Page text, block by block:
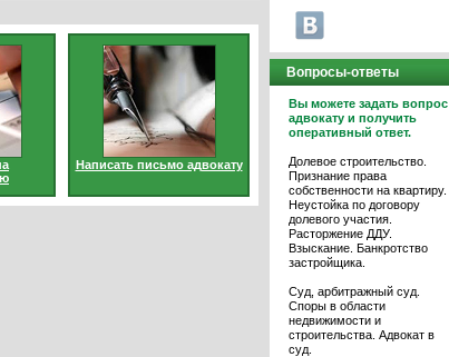
Написать письмо адвокату
Вопросы-ответы
Вы можете задать вопрос
адвокату и получить
оперативный ответ.
Долевое строительство.
Признание права
собственности на квартиру.
Неустойка по договору
долевого участия.
Расторжение ДДУ.
Взыскание. Банкротство
застройщика.
Суд, арбитражный суд.
Споры в области
недвижимости и
строительства. Адвокат в
суд.